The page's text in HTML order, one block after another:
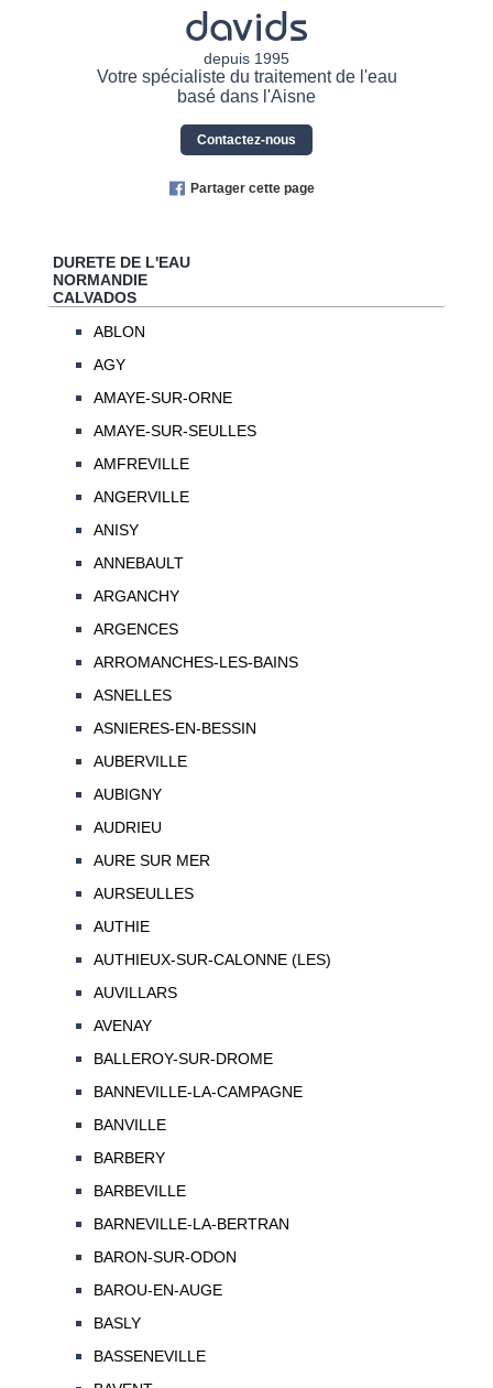
davids
depuis 1995
Votre spécialiste du traitement de l'eau
basé dans l'Aisne
Contactez-nous
Partager cette page
DURETE DE L'EAU
NORMANDIE
CALVADOS
ABLON
AGY
AMAYE-SUR-ORNE
AMAYE-SUR-SEULLES
AMFREVILLE
ANGERVILLE
ANISY
ANNEBAULT
ARGANCHY
ARGENCES
ARROMANCHES-LES-BAINS
ASNELLES
ASNIERES-EN-BESSIN
AUBERVILLE
AUBIGNY
AUDRIEU
AURE SUR MER
AURSEULLES
AUTHIE
AUTHIEUX-SUR-CALONNE (LES)
AUVILLARS
AVENAY
BALLEROY-SUR-DROME
BANNEVILLE-LA-CAMPAGNE
BANVILLE
BARBERY
BARBEVILLE
BARNEVILLE-LA-BERTRAN
BARON-SUR-ODON
BAROU-EN-AUGE
BASLY
BASSENEVILLE